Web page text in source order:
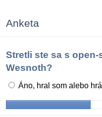
Anketa
Stretli ste sa s
Wesnoth?
Áno, hral som alebo